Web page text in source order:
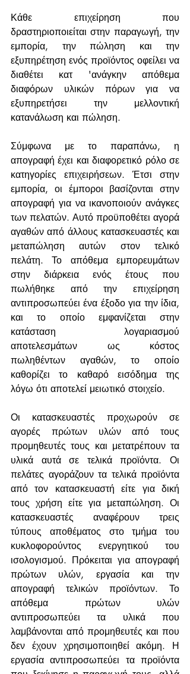
Κάθε επιχείρηση που
δραστηριοποιείται στην παραγωγή, την
εμπορία, την πώληση και την
εξυπηρέτηση ενός προϊόντος οφείλει να
διαθέτει κατ 'ανάγκην απόθεμα
διαφόρων υλικών πόρων για να
εξυπηρετήσει την μελλοντική
κατανάλωση και πώληση.
Σύμφωνα με το παραπάνω, η
απογραφή έχει και διαφορετικό ρόλο σε
κατηγορίες επιχειρήσεων. Έτσι στην
εμπορία, οι έμποροι βασίζονται στην
απογραφή για να ικανοποιούν ανάγκες
των πελατών. Αυτό προϋποθέτει αγορά
αγαθών από άλλους κατασκευαστές και
μεταπώληση αυτών στον τελικό
πελάτη. Το απόθεμα εμπορευμάτων
στην διάρκεια ενός έτους που
πωλήθηκε από την επιχείρηση
αντιπροσωπεύει ένα έξοδο για την ίδια,
και το οποίο εμφανίζεται στην
κατάσταση λογαριασμού
αποτελεσμάτων ως κόστος
πωληθέντων αγαθών, το οποίο
καθορίζει το καθαρό εισόδημα της
λόγω ότι αποτελεί μειωτικό στοιχείο.
Οι κατασκευαστές προχωρούν σε
αγορές πρώτων υλών από τους
προμηθευτές τους και μετατρέπουν τα
υλικά αυτά σε τελικά προϊόντα. Οι
πελάτες αγοράζουν τα τελικά προϊόντα
από τον κατασκευαστή είτε για δική
τους χρήση είτε για μεταπώληση. Οι
κατασκευαστές αναφέρουν τρεις
τύπους αποθέματος στο τμήμα του
κυκλοφορούντος ενεργητικού του
ισολογισμού. Πρόκειται για απογραφή
πρώτων υλών, εργασία και την
απογραφή τελικών προϊόντων. Το
απόθεμα πρώτων υλών
αντιπροσωπεύει τα υλικά που
λαμβάνονται από προμηθευτές και που
δεν έχουν χρησιμοποιηθεί ακόμη. Η
εργασία αντιπροσωπεύει τα προϊόντα